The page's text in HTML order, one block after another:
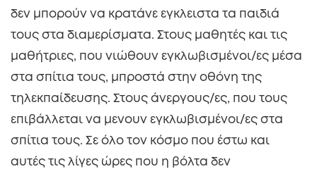
δεν μπορούν να κρατάνε εγκλειστα τα παιδιά
τους στα διαμερίσματα. Στους μαθητές και τις
μαθήτριες, που νιώθουν εγκλωβισμένοι/ες μέσα
στα σπίτια τους, μπροστά στην οθόνη της
τηλεκπαίδευσης. Στους άνεργους/ες, που τους
επιβάλλεται να μενουν εγκλωβισμένοι/ες στα
σπίτια τους. Σε όλο τον κόσμο που έστω και
αυτές τις λίγες ώρες που η βόλτα δεν